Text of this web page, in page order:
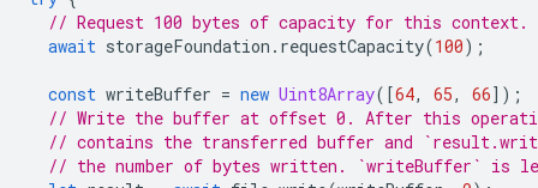
// Request 100 bytes of capacity for this context.
await storageFoundation . requestCapacity(100);
const writeBuffer = new Uint8Array([64, 65, 66]);
// Write the buffer at offset 0. After this
// contains the transferred buffer and
// the number of bytes written. `writeBuffer` is